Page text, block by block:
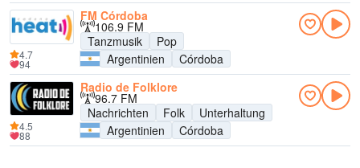
FM Córdoba
106.9 FM
Tanzmusik
Pop
Argentinien
Córdoba
4.7
94
Radio de Folklore
96.7 FM
Nachrichten
Folk
Unterhaltung
Argentinien
Córdoba
4.5
88